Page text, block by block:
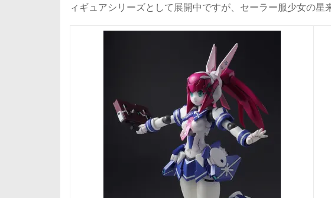
ィギュアシリーズとして展開中ですが、セーラー服少女の星